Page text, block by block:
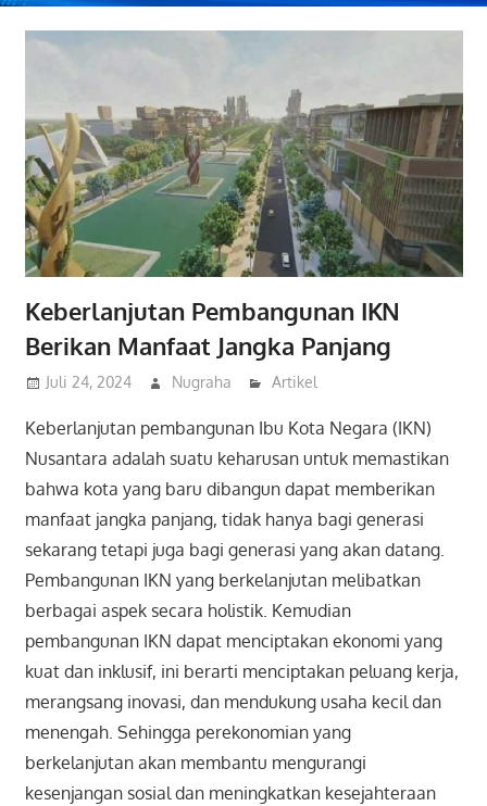
Keberlanjutan Pembangunan IKN
Berikan Manfaat Jangka Panjang
Juli 24, 2024 Nugraha Artikel
Keberlanjutan pembangunan Ibu Kota Negara (IKN)
Nusantara adalah suatu keharusan untuk memastikan
bahwa kota yang baru dibangun dapat memberikan
manfaat jangka panjang, tidak hanya bagi generasi
sekarang tetapi juga bagi generasi yang akan datang.
Pembangunan IKN yang berkelanjutan melibatkan
berbagai aspek secara holistik. Kemudian
pembangunan IKN dapat menciptakan ekonomi yang
kuat dan inklusif, ini berarti menciptakan peluang kerja,
merangsang inovasi, dan mendukung usaha kecil dan
menengah. Sehingga perekonomian yang
berkelanjutan akan membantu mengurangi
kesenjangan sosial dan meningkatkan kesejahteraan